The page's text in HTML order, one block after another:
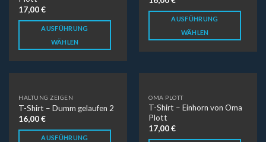
17,00€
AUSFÜHRUNG
WÄHLEN
AUSFÜHRUNG
WÄHLEN
HALTUNG ZEIGEN
T-Shirt – Dumm gelaufen 2
16,00€
AUSFÜHRUNG
OMA PLOTT
T-Shirt – Einhorn von Oma
Plott
17,00€